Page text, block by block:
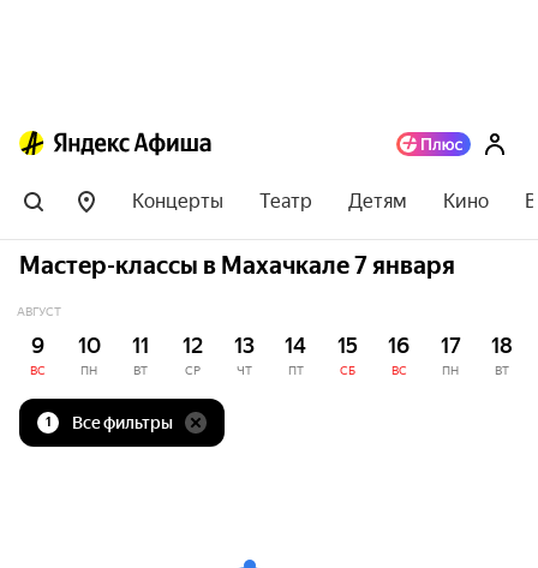
Концерты Театр Детям Кино
Мастер-классы в Махачкале 7 января
АВГУСТ
9
ВС
10
ПН
11
ВТ
12
СР
13
ЧТ
14
ПТ
15
СБ
16
ВС
17
ПН
18
ВТ
1 Все фильтры